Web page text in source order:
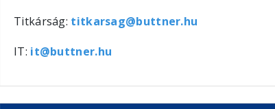
Titkárság: titkarsag@buttner.hu
IT: it@buttner.hu